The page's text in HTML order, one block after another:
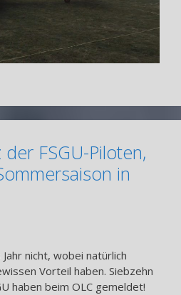
FSGU-Piloten,
in
nicht, wobei natürlich
Vorteil haben. Siebzehn
haben beim OLC gemeldet!